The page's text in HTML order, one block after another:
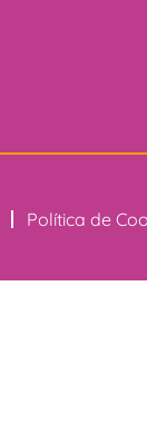
Política de